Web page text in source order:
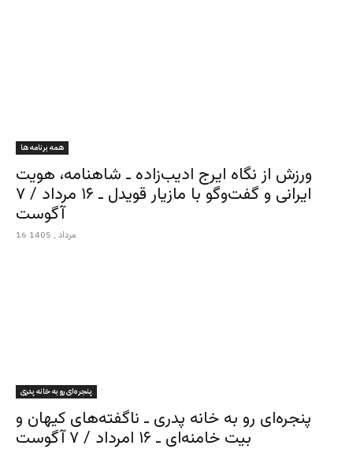
همه برنامه ها
ورزش از نگاه ایرج ادیب‌زاده ـ شاهنامه، هویت
ایرانی و گفت‌وگو با مازیار قویدل ـ ۱۶ مرداد / ۷
آگوست
16 مرداد , 1405
پنجره‌ای رو به خانه پدری
پنجره‌ای رو به خانه پدری ـ ناگفته‌های کیهان و
بیت خامنه‌ای ـ ۱۶ امرداد / ۷ آگوست